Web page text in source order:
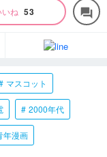
いね 53 forum
マスコット
2000年代
年漫画